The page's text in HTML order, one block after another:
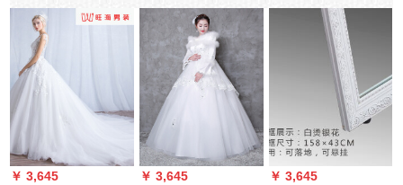
￥ 3,645
￥ 3,645
￥ 3,645